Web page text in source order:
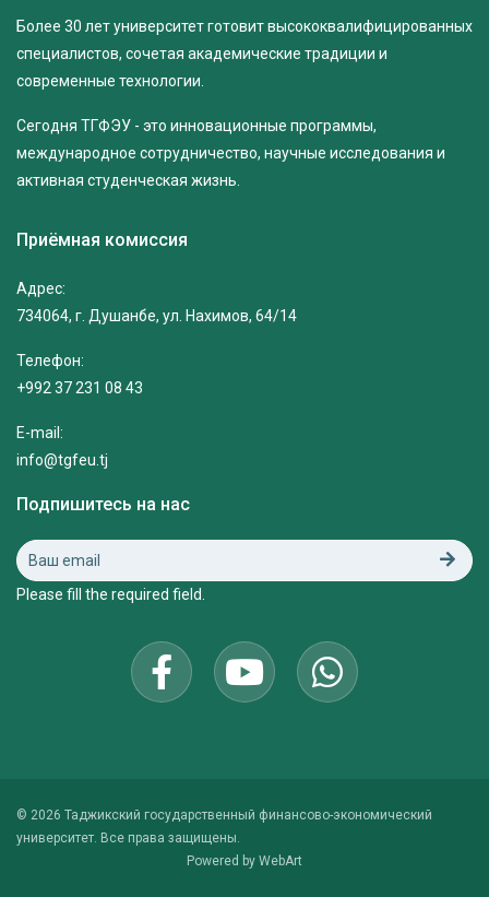
Более 30 лет университет готовит высококвалифицированных
специалистов, сочетая академические традиции и
современные технологии.
Сегодня ТГФЭУ - это инновационные программы,
международное сотрудничество, научные исследования и
активная студенческая жизнь.
Приёмная комиссия
Адрес:
734064, г. Душанбе, ул. Нахимов, 64/14
Телефон:
+992 37 231 08 43
E-mail:
info@tgfeu.tj
Подпишитесь на нас
Please fill the required field.
© 2026 Таджикский государственный финансово-экономический
университет. Все права защищены.
Powered by WebArt